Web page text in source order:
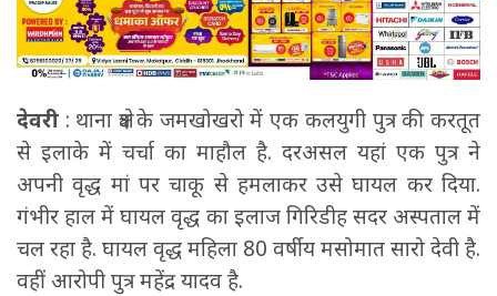
देवरी : थाना क्षेत्र के जमखोखरो में एक कलयुगी पुत्र की करतूत
से इलाके में चर्चा का माहौल है. दरअसल यहां एक पुत्र ने
अपनी वृद्ध मां पर चाकू से हमलाकर उसे घायल कर दिया.
गंभीर हाल में घायल वृद्ध का इलाज गिरिडीह सदर अस्पताल में
चल रहा है. घायल वृद्ध महिला 80 वर्षीय मसोमात सारो देवी है.
वहीं आरोपी पुत्र महेंद्र यादव है.